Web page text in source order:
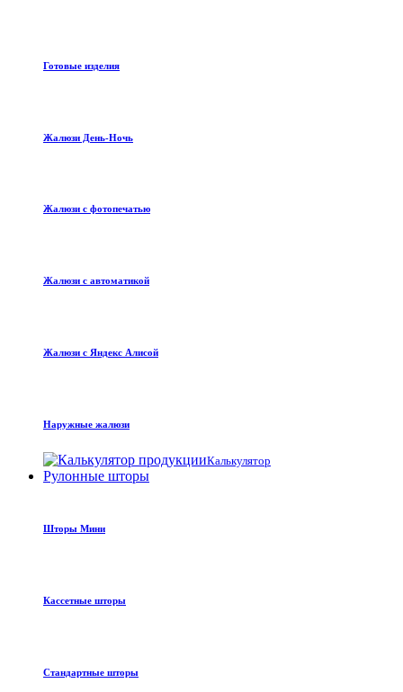
Готовые изделия
Жалюзи День-Ночь
Жалюзи с фотопечатью
Жалюзи с автоматикой
Жалюзи с Яндекс Алисой
Наружные жалюзи
Калькулятор
Рулонные шторы
Шторы Мини
Кассетные шторы
Стандартные шторы